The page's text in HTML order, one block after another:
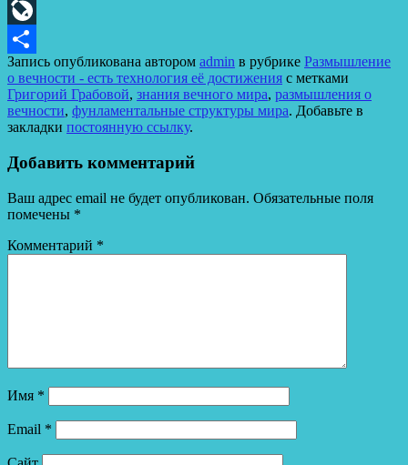
Odnoklassniki
LiveJournal
Отправить
Запись опубликована автором admin в рубрике Размышление
о вечности - есть технология её достижения с метками
Григорий Грабовой, знания вечного мира, размышления о
вечности, фунламентальные структуры мира. Добавьте в
закладки постоянную ссылку.
Добавить комментарий
Ваш адрес email не будет опубликован. Обязательные поля
помечены *
Комментарий *
Имя *
Email *